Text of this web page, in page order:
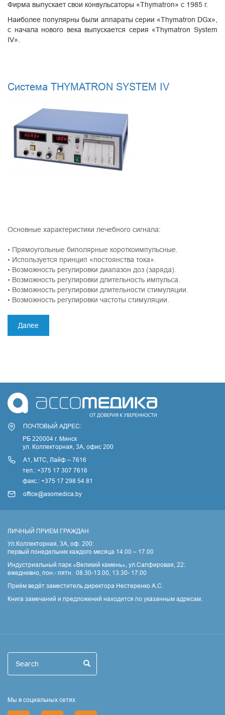
Фирма выпускает свои конвульсаторы «Thymatron» с 1985 г.
Наиболее популярны были аппараты серии «Thymatron DGx»,
с начала нового века выпускается серия «Thymatron System
IV».
Система THYMATRON SYSTEM IV
Основные характеристики лечебного сигнала:
• Прямоугольные биполярные короткоимпульсные.
• Используется принцип «постоянства тока».
• Возможность регулировки диапазон доз (заряда).
• Возможность регулировки длительность импульса.
• Возможность регулировки длительности стимуляции.
• Возможность регулировки частоты стимуляции.
Далее
ПОЧТОВЫЙ АДРЕС:
РБ 220004 г. Минск
ул. Коллекторная, 3A, офис 200
А1, МТС, Лайф – 7616
тел.: +375 17 307 7616
факс.: +375 17 298 54 81
office@asomedica.by
ЛИЧНЫЙ ПРИЕМ ГРАЖДАН
Ул.Коллекторная, 3А, оф. 200:
первый понедельник каждого месяца 14.00 – 17.00
Индустриальный парк «Великий камень», ул.Сапфировая, 22:
ежедневно, пон.- пятн. 08.30-13.00, 13.30- 17.00
Приём ведёт заместитель директора Нестеренко А.С.
Книга замечаний и предложений находится по указанным адресам.
Поиск Search
Search
Мы в социальных сетях